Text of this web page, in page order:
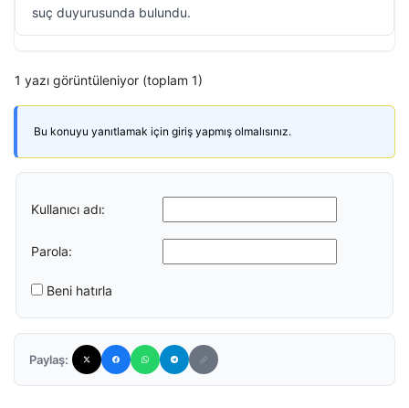
suç duyurusunda bulundu.
1 yazı görüntüleniyor (toplam 1)
Bu konuyu yanıtlamak için giriş yapmış olmalısınız.
Kullanıcı adı:
Parola:
Beni hatırla
Paylaş: